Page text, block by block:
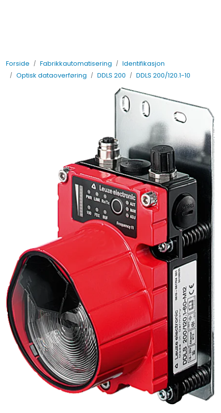
Forside Fabrikkautomatisering
Identifikasjon
Optisk dataoverføring
DDLS 200 DDLS 200/120.1-10
Fabrikkautomatisering